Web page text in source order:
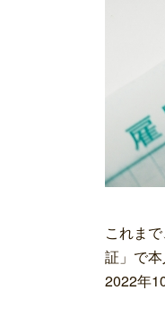
これま
証」で本
2022年